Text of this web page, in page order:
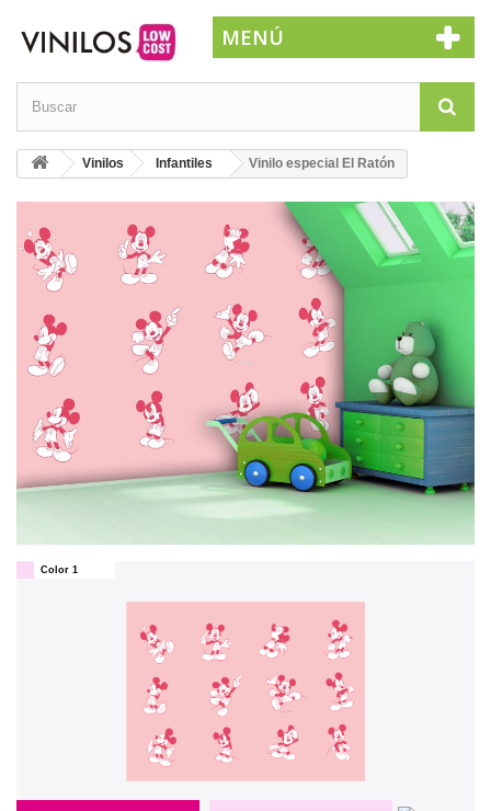
MENÚ
Vinilos Infantiles Vinilo especial El Ratón
Color 1